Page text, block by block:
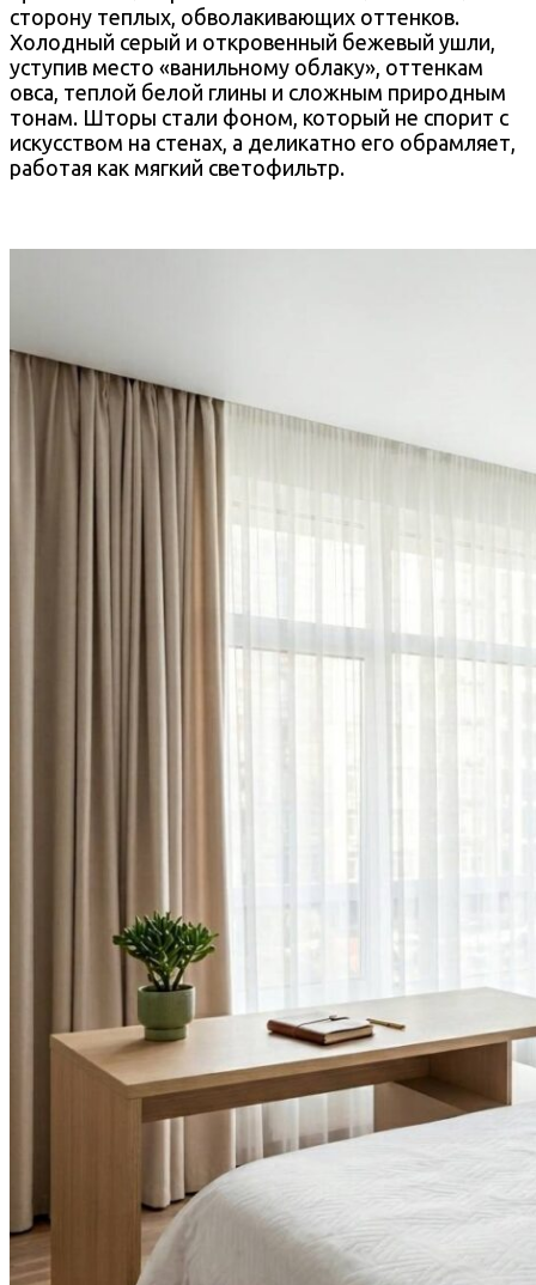
сторону теплых, обволакивающих оттенков.
Холодный серый и откровенный бежевый ушли,
уступив место «ванильному облаку», оттенкам
овса, теплой белой глины и сложным природным
тонам. Шторы стали фоном, который не спорит с
искусством на стенах, а деликатно его обрамляет,
работая как мягкий светофильтр.